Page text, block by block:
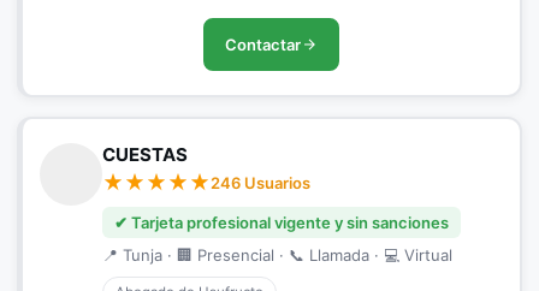
Contactar
CUESTAS
246 Usuarios
✔ Tarjeta profesional vigente y sin sanciones
📍 Tunja · 🏢 Presencial · 📞 Llamada · 💻 Virtual